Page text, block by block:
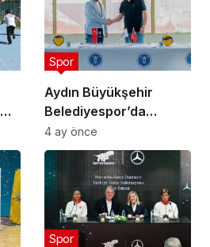
Aydın Büyükşehir
Belediyespor’da
Ataman Güneyligil
Dönemi
Spor
4 ay önce
Spor